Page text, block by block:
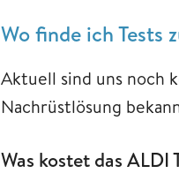
Wo finde ich Tests
Aktuell sind uns noch
Nachrüstlösung
Was kostet das